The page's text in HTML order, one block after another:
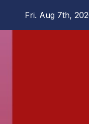
Fri. Aug 7th,